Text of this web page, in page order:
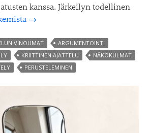
kanssa. Järkeilyn todellinen
Olemme
kritisoimaan
muita
–
kritisoimaan
itseämme
→
VINOUMAT
ARGUMENTOINTI
KRIITTINEN AJATTELU
NÄKÖKULMAT
PERUSTELEMINEN